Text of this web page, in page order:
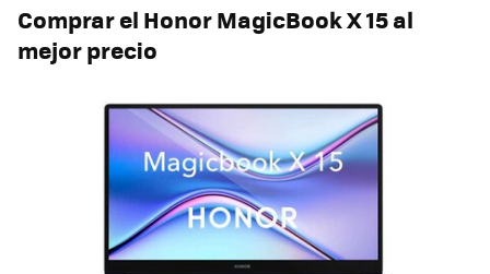
Comprar el Honor MagicBook X 15 al
mejor precio